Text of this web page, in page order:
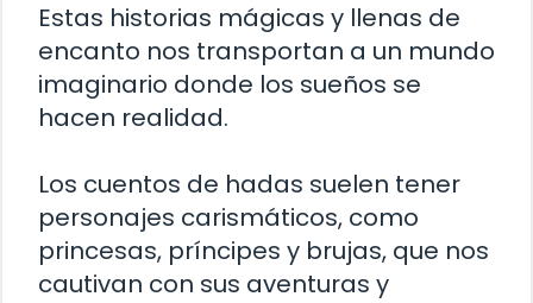
Estas historias mágicas y llenas de
encanto nos transportan a un mundo
imaginario donde los sueños se
hacen realidad.
Los cuentos de hadas suelen tener
personajes carismáticos, como
princesas, príncipes y brujas, que nos
cautivan con sus aventuras y